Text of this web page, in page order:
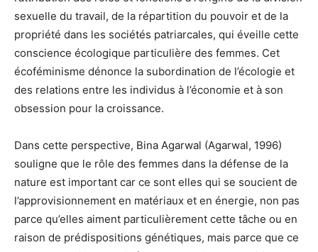
sexuelle du travail, de la répartition du pouvoir et de la
propriété dans les sociétés patriarcales, qui éveille cette
conscience écologique particulière des femmes. Cet
écoféminisme dénonce la subordination de l’écologie et
des relations entre les individus à l’économie et à son
obsession pour la croissance.
Dans cette perspective, Bina Agarwal (Agarwal, 1996)
souligne que le rôle des femmes dans la défense de la
nature est important car ce sont elles qui se soucient de
l’approvisionnement en matériaux et en énergie, non pas
parce qu’elles aiment particulièrement cette tâche ou en
raison de prédispositions génétiques, mais parce que ce